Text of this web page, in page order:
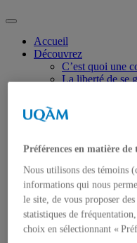
Accueil
Découvrez
C’est quoi une
La liberté de se
Collectif de
Coordination(s)
Direction
Réfléchissez
Tester votre
Un modèle qui
Faire évoluer
Les tensions et
À propos
Préférences en matière de
Nous utilisons des témoins
informations qui nous
le site, de vous proposer
statistiques de
choix en sélectionnant «